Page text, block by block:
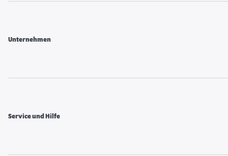
Unternehmen
Service und Hilfe